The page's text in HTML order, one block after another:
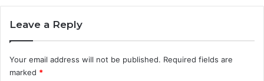
Leave a Reply
Your email address will not be published. Required fields are
marked *